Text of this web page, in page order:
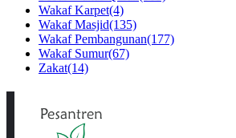
Wakaf Karpet(4)
Wakaf Masjid(135)
Wakaf Pembangunan(177)
Wakaf Sumur(67)
Zakat(14)